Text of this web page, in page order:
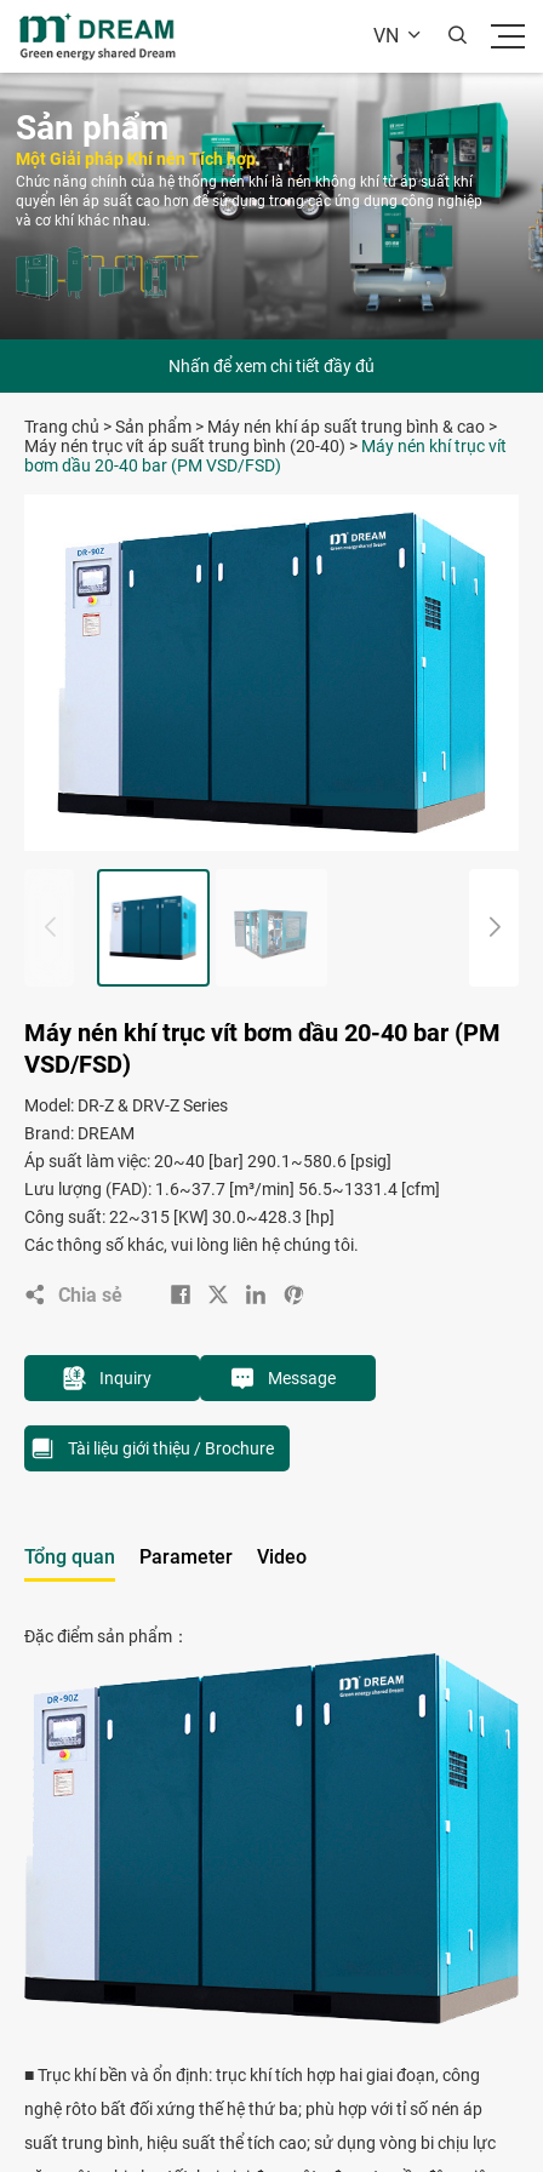
VN  
Sản phẩm
Một Giải pháp Khí nén Tích hợp
Chức năng chính của hệ thống nén khí là nén không khí từ áp suất khí
quyển lên áp suất cao hơn để sử dụng trong các ứng dụng công nghiệp
và cơ khí khác nhau.
Nhấn để xem chi tiết đầy đủ
Trang chủ >Sản phẩm > Máy nén khí áp suất trung bình & cao >
Máy nén trục vít áp suất trung bình (20-40) > Máy nén khí trục vít
bơm dầu 20-40 bar (PM VSD/FSD)
Máy nén khí trục vít bơm dầu 20-40 bar (PM
VSD/FSD)
Model: DR-Z & DRV-Z Series
Brand: DREAM
Áp suất làm việc: 20~40 [bar] 290.1~580.6 [psig]
Lưu lượng (FAD): 1.6~37.7 [m³/min] 56.5~1331.4 [cfm]
Công suất: 22~315 [KW] 30.0~428.3 [hp]
Các thông số khác, vui lòng liên hệ chúng tôi.
Chia sẻ
Inquiry Message
Tài liệu giới thiệu / Brochure
Tổng quan Parameter Video
Đặc điểm sản phẩm：
■ Trục khí bền và ổn định: trục khí tích hợp hai giai đoạn, công
nghệ rôto bất đối xứng thế hệ thứ ba; phù hợp với tỉ số nén áp
suất trung bình, hiệu suất thể tích cao; sử dụng vòng bi chịu lực